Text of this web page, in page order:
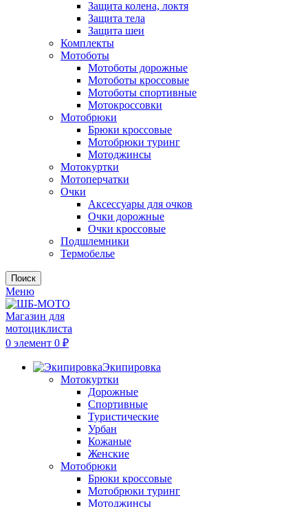
Защита колена, локтя
Защита тела
Защита шеи
Комплекты
Мотоботы
Мотоботы дорожные
Мотоботы кроссовые
Мотоботы спортивные
Мотокроссовки
Мотобрюки
Брюки кроссовые
Мотобрюки туринг
Мотоджинсы
Мотокуртки
Мотоперчатки
Очки
Аксессуары для очков
Очки дорожные
Очки кроссовые
Подшлемники
Термобелье
Поиск
Меню
0 элемент 0 ₽
Экипировка
Мотокуртки
Дорожные
Спортивные
Туристические
Урбан
Кожаные
Женские
Мотобрюки
Брюки кроссовые
Мотобрюки туринг
Мотоджинсы